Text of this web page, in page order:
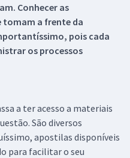
Conhecer as
tomam a frente da
pois cada
os processos
a ter acesso a materiais
São diversos
apostilas disponíveis
para facilitar o seu